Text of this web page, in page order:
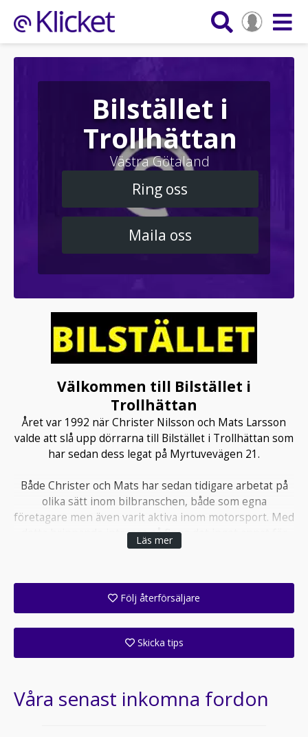
Bilstället i
Trollhättan
Västra Götaland
Ring oss
Maila oss
Välkommen till Bilstället i
Trollhättan
Året var 1992 när Christer Nilsson och Mats Larsson
valde att slå upp dörrarna till Bilstället i Trollhättan som
har sedan dess legat på Myrtuvevägen 21.
Både Christer och Mats har sedan tidigare arbetat på
olika sätt inom bilbranschen, både som egna
företagare men även varit aktiva inom motorsport. Med
detta brinnande intresse så finns det inget annat för
dem än att arbeta med just bilar, bilvård och
För när det gäller så har de tankesättet “Vi kan bilar”.
Läs mer
Följ återförsäljare
Skicka tips
Våra senast inkomna fordon